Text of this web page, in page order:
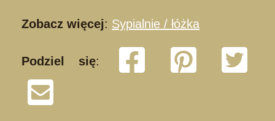
Zobacz więcej: Sypialnie / łóżka
Podziel się: